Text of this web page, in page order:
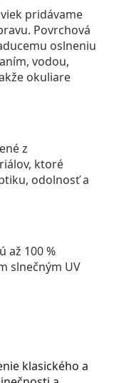
pridávame
Povrchová
oslneniu
vodou,
okuliare
z
ktoré
odolnosť a
až 100 %
slnečným UV
klasického a